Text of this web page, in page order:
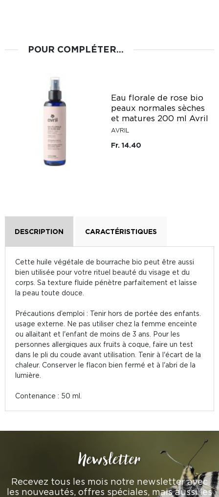
POUR COMPLÉTER...
Eau florale de rose bio
peaux normales sèches
et matures 200 ml Avril
AVRIL
Fr. 14.40
DESCRIPTION CARACTÉRISTIQUES
Cette huile végétale de bourrache bio peut être aussi
bien utilisée pour votre rituel beauté du visage et du
corps. Sa texture fluide pénètre parfaitement et laisse
la peau toute douce.
Précautions d’emploi : Tenir hors de portée des enfants.
usage externe. Ne pas utiliser chez la femme enceinte
ou allaitant et l'enfant de moins de 3 ans. Pour les
personnes allergiques aux fruits à coque, faire un test
dans le pli du coude avant utilisation. Tenir à l'écart de la
chaleur. Conserver le flacon bien fermé et à l'abri de la
lumière.
Contenance : 50 ml.
Newsletter
Recevez tous les mois notre newsletter avec
les nouveautés, offres spéciales, mais aussi les